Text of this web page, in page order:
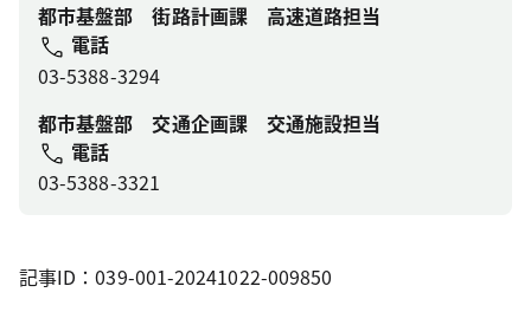
都市基盤部 街路計画課 高速道路担当
電話
03-5388-3294
都市基盤部 交通企画課 交通施設担当
電話
03-5388-3321
記事ID：039-001-20241022-009850